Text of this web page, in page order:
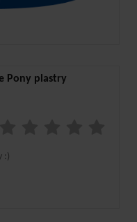
Pony plastry
:)